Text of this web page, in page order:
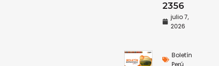
2356
julio 7,
2026
Boletín